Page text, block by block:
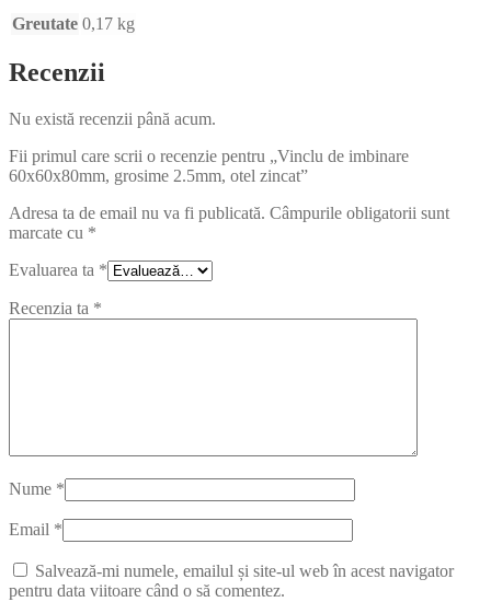
Greutate 0,17 kg
Recenzii
Nu există recenzii până acum.
Fii primul care scrii o recenzie pentru „Vinclu de imbinare
60x60x80mm, grosime 2.5mm, otel zincat”
Adresa ta de email nu va fi publicată. Câmpurile obligatorii sunt
marcate cu *
Evaluarea ta *
Recenzia ta *
Nume *
Email *
Salvează-mi numele, emailul și site-ul web în acest navigator
pentru data viitoare când o să comentez.